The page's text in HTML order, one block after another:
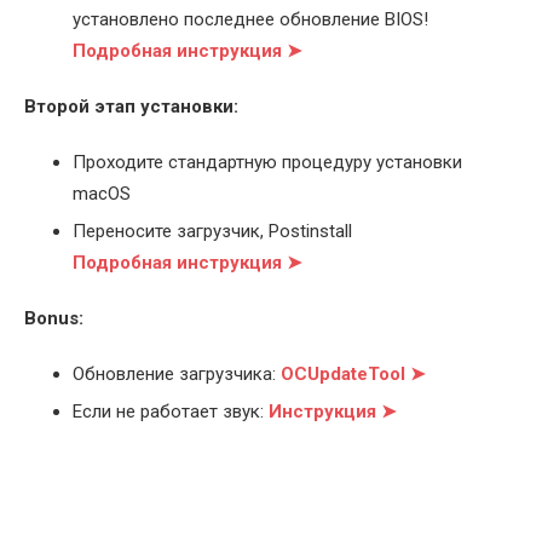
установлено последнее обновление BIOS!
Подробная инструкция ➤
Второй этап установки:
Проходите стандартную процедуру установки
macOS
Переносите загрузчик, Postinstall
Подробная инструкция ➤
Bonus:
Обновление загрузчика: OCUpdateTool ➤
Если не работает звук: Инструкция ➤